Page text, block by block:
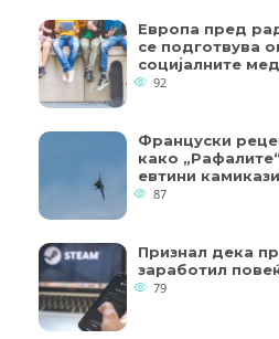
Европа пред
се подготвува
социјалните
92
Француски
како
евтини камикази
87
Признал дека
заработил
79